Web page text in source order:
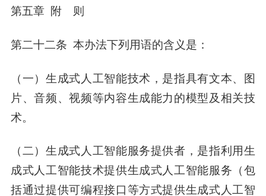
第五章 附 则
第二十二条 本办法下列用语的含义是：
（一）生成式人工智能技术，是指具有文本、图
片、音频、视频等内容生成能力的模型及相关技
术。
（二）生成式人工智能服务提供者，是指利用生
成式人工智能技术提供生成式人工智能服务（包
括通过提供可编程接口等方式提供生成式人工智